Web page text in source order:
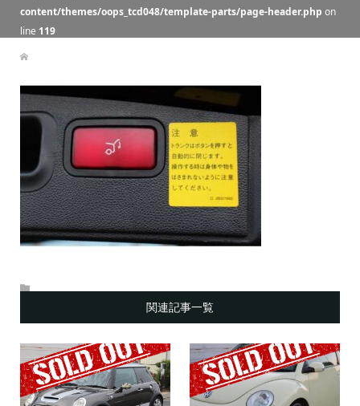
content/themes/oops_tcd048/template-parts/page-header.php on
line 119
関連記事一覧